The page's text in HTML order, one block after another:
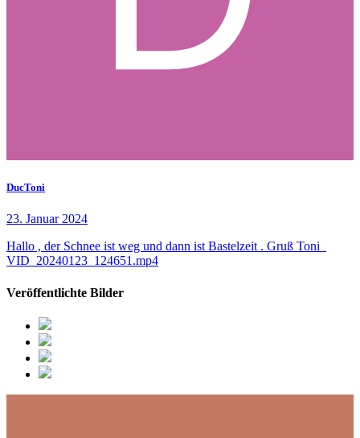
DucToni
23. Januar 2024
Hallo , der Schnee ist weg und dann ist Bastelzeit . Gruß Toni
VID_20240123_124651.mp4
Veröffentlichte Bilder